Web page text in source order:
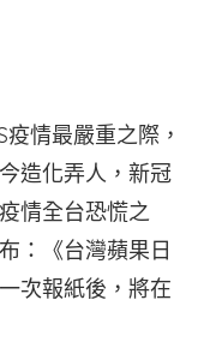
情最嚴重之際，
造化弄人，新冠
情全台恐慌之
：《台灣蘋果日
次報紙後，將在